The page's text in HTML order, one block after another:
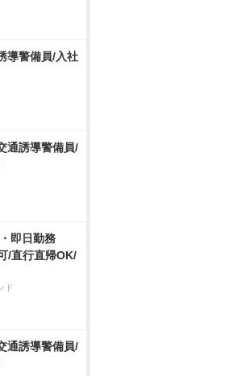
導警備員/入社
通誘導警備員/
即日勤務
/直行直帰OK/
ド
通誘導警備員/